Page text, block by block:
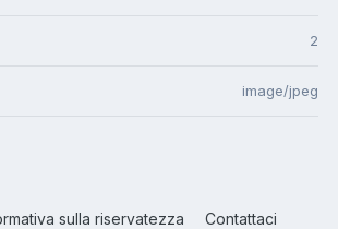
2
image/jpeg
sulla riservatezza
Contattaci